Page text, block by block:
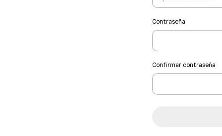
Contraseña
Confirmar contraseña